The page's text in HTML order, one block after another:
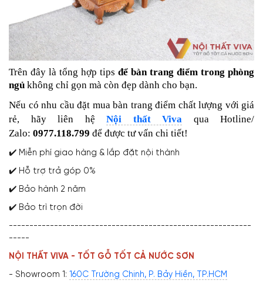
Trên đây là tổng hợp tips để bàn trang điểm trong phòng
ngủ không chỉ gọn mà còn đẹp dành cho bạn.
Nếu có nhu cầu đặt mua bàn trang điểm chất lượng với giá
rẻ, hãy liên hệ Nội thất Viva qua Hotline/
Zalo: 0977.118.799 để được tư vấn chi tiết!
✔️ Miễn phí giao hàng & lắp đặt nội thành
✔️ Hỗ trợ trả góp 0%
✔️ Bảo hành 2 năm
✔️ Bảo trì trọn đời
-----------------------------------------------------------
-----
NỘI THẤT VIVA - TỐT GỖ TỐT CẢ NƯỚC SƠN
- Showroom 1: 160C Trường Chinh, P. Bảy Hiền, TP.HCM